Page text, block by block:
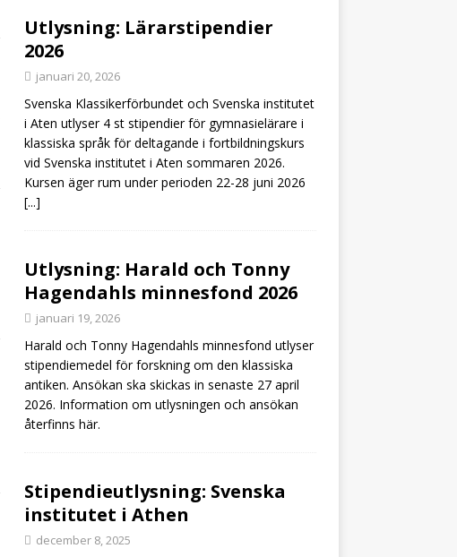
Utlysning: Lärarstipendier
2026
januari 20, 2026
Svenska Klassikerförbundet och Svenska institutet
i Aten utlyser 4 st stipendier för gymnasielärare i
klassiska språk för deltagande i fortbildningskurs
vid Svenska institutet i Aten sommaren 2026.
Kursen äger rum under perioden 22-28 juni 2026
[...]
Utlysning: Harald och Tonny
Hagendahls minnesfond 2026
januari 19, 2026
Harald och Tonny Hagendahls minnesfond utlyser
stipendiemedel för forskning om den klassiska
antiken. Ansökan ska skickas in senaste 27 april
2026. Information om utlysningen och ansökan
återfinns här.
Stipendieutlysning: Svenska
institutet i Athen
december 8, 2025